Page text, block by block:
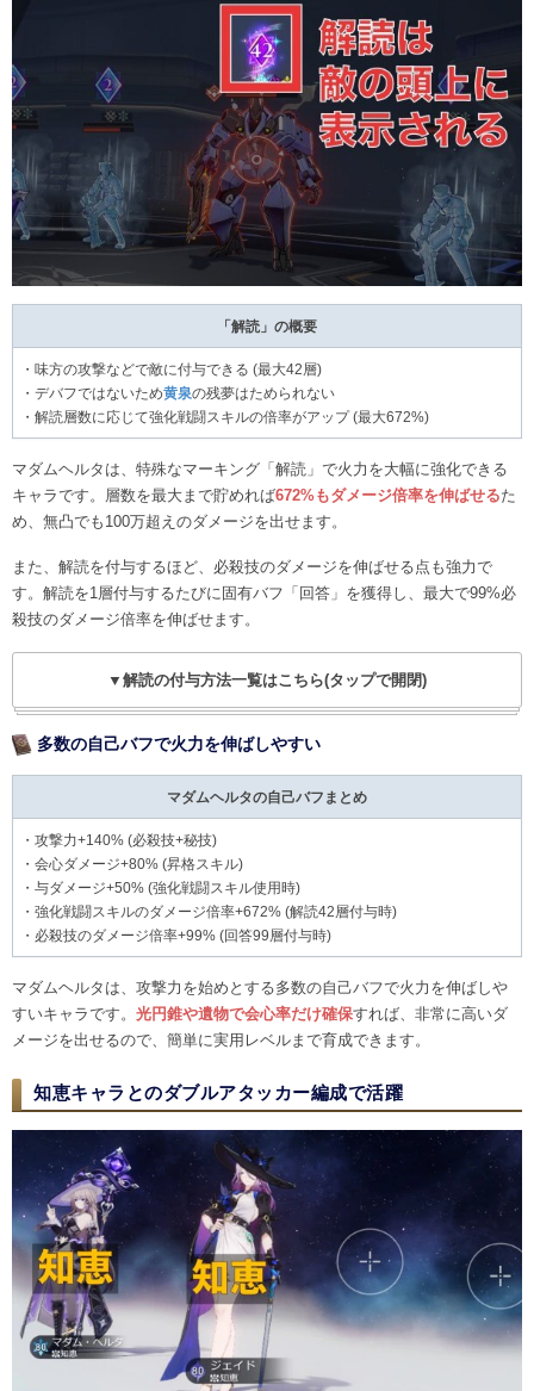
「解読」の概要
・味方の攻撃などで敵に付与できる (最大42層)
・デバフではないため黄泉の残夢はためられない
・解読層数に応じて強化戦闘スキルの倍率がアップ (最大672%)
マダムヘルタは、特殊なマーキング「解読」で火力を大幅に強化できる
キャラです。層数を最大まで貯めれば672%もダメージ倍率を伸ばせるた
め、無凸でも100万超えのダメージを出せます。
また、解読を付与するほど、必殺技のダメージを伸ばせる点も強力で
す。解読を1層付与するたびに固有バフ「回答」を獲得し、最大で99%必
殺技のダメージ倍率を伸ばせます。
▼解読の付与方法一覧はこちら(タップで開閉)
多数の自己バフで火力を伸ばしやすい
マダムヘルタの自己バフまとめ
・攻撃力+140% (必殺技+秘技)
・会心ダメージ+80% (昇格スキル)
・与ダメージ+50% (強化戦闘スキル使用時)
・強化戦闘スキルのダメージ倍率+672% (解読42層付与時)
・必殺技のダメージ倍率+99% (回答99層付与時)
マダムヘルタは、攻撃力を始めとする多数の自己バフで火力を伸ばしや
すいキャラです。 光円錐や遺物で会心率だけ確保すれば、非常に高いダ
メージを出せるので、簡単に実用レベルまで育成できます。
知恵キャラとのダブルアタッカー編成で活躍